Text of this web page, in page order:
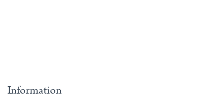
Information